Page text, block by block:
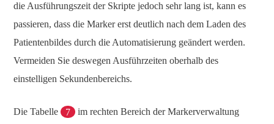
die Ausführungszeit der Skripte jedoch sehr lang ist, kann es
passieren, dass die Marker erst deutlich nach dem Laden des
Patientenbildes durch die Automatisierung geändert werden.
Vermeiden Sie deswegen Ausführzeiten oberhalb des
einstelligen Sekundenbereichs.
Die Tabelle 7
im rechten Bereich der Markerverwaltung